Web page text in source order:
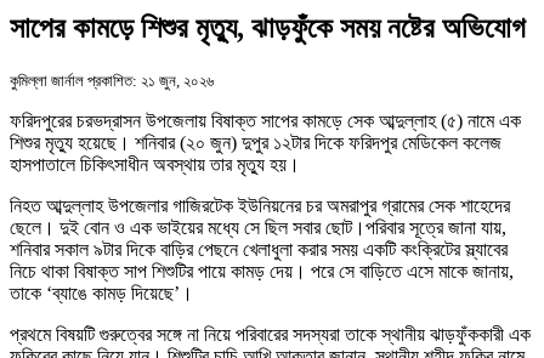
সাপের কামড়ে শিশুর মৃত্যু, ঝাড়ফুঁকে সময় নষ্টের অভিযোগ
কুমিল্লা জার্নাল প্রকাশিত: ২১ জুন, ২০২৬
ফরিদপুরের চরভদ্রাসন উপজেলায় বিষাক্ত সাপের কামড়ে সেক আব্দুল্লাহ (৫) নামে এক
শিশুর মৃত্যু হয়েছে। শনিবার (২০ জুন) দুপুর ১২টার দিকে ফরিদপুর মেডিকেল কলেজ
হাসপাতালে চিকিৎসাধীন অবস্থায় তার মৃত্যু হয়।
নিহত আব্দুল্লাহ উপজেলার গাজিরটেক ইউনিয়নের চর অমরাপুর গ্রামের সেক শাহেদের
ছেলে। দুই বোন ও এক ভাইয়ের মধ্যে সে ছিল সবার ছোট।পরিবার সূত্রে জানা যায়,
শনিবার সকাল ৯টার দিকে বাড়ির পেছনে খেলাধুলা করার সময় একটি কংক্রিটের স্ল্যাবের
নিচে থাকা বিষাক্ত সাপ শিশুটির পায়ে কামড় দেয়। পরে সে বাড়িতে এসে মাকে জানায়,
তাকে ‘ব্যাঙে কামড় দিয়েছে’।
প্রথমে বিষয়টি গুরুত্বের সঙ্গে না নিয়ে পরিবারের সদস্যরা তাকে স্থানীয় ঝাড়ফুঁককারী এক